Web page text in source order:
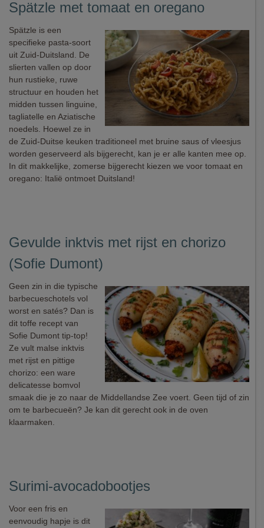
Spätzle met tomaat en oregano
Spätzle is een
specifieke pasta-soort
uit Zuid-Duitsland. De
slierten vallen op door
hun rustieke, ruwe
structuur en houden het
midden tussen linguine,
tagliatelle en Aziatische
noedels. Hoewel ze in
de Zuid-Duitse keuken traditioneel met bruine saus of vleesjus
worden geserveerd als bijgerecht, kan je er alle kanten mee op.
In dit makkelijke, zomerse bijgerecht kiezen we voor tomaat en
oregano: Italië ontmoet Duitsland!
Gevulde inktvis met rijst en chorizo
(Sofie Dumont)
Geen zin in die typische
barbecueschotels vol
worst en satés? Dan is
dit toffe recept van
Sofie Dumont tip-top!
Ze vult malse inktvis
met rijst en pittige
chorizo: een ware
delicatesse bomvol
smaak die je zo naar de Middellandse Zee voert. Geen tijd of zin
om te barbecueën? Je kan dit gerecht ook in de oven
klaarmaken.
Surimi-avocadobootjes
Voor een fris en
eenvoudig hapje is dit